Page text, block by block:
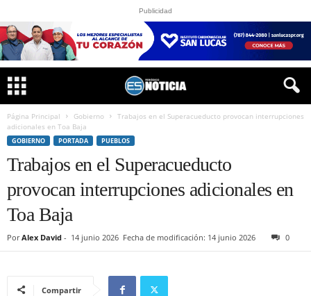
Publicidad
Página Principal Gobierno
Trabajos en el Superacueducto provocan interrupciones
adicionales en Toa Baja
GOBIERNO PORTADA PUEBLOS
Trabajos en el Superacueducto
provocan interrupciones adicionales en
Toa Baja
Por Alex David - 14 junio 2026 Fecha de modificación: 14 junio 2026 0
Compartir